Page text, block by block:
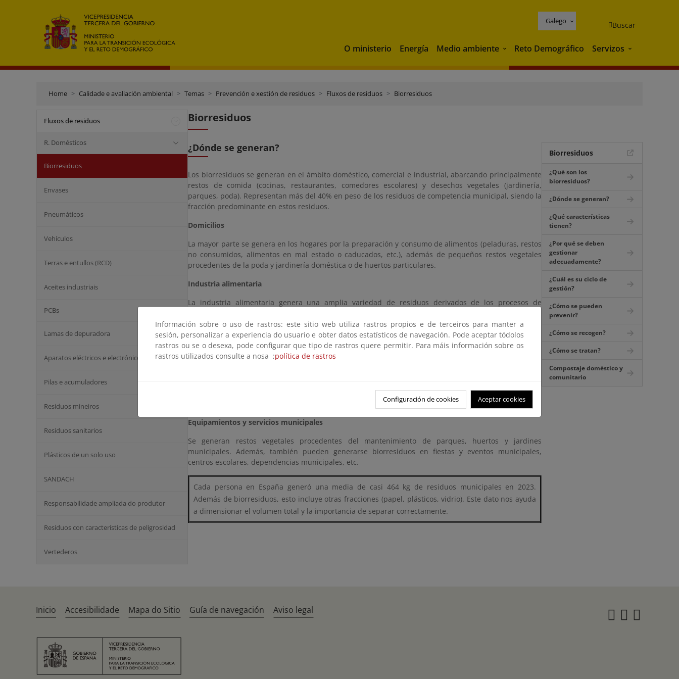
Galego Buscar
O ministerio Energía Medio ambiente Medio ambiente
Reto Demográfico Servizos Servizos
Home Calidade e avaliación ambiental Temas Prevención e xestión de residuos Fluxos de residuos Biorresiduos
Fluxos de residuos
R. Domésticos
Biorresiduos
Envases
Pneumáticos
Vehículos
Terras e entullos (RCD)
Aceites industriais
PCBs
Lamas de depuradora
Aparatos eléctricos e electrónicos
Pilas e acumuladores
Residuos mineiros
Residuos sanitarios
Plásticos de un solo uso
SANDACH
Responsabilidade ampliada do produtor
Residuos con características de peligrosidad
Vertederos
Biorresiduos
¿Dónde se generan?
Los biorresiduos se generan en el ámbito doméstico, comercial e industrial, abarcando principalmente
restos de comida (cocinas, restaurantes, comedores escolares) y desechos vegetales (jardinería,
parques, poda). Representan más del 40% en peso de los residuos de competencia municipal, siendo la
fracción predominante en estos residuos.
Domicilios
La mayor parte se genera en los hogares por la preparación y consumo de alimentos (peladuras, restos
no consumidos, alimentos en mal estado o caducados, etc.), además de pequeños restos vegetales
procedentes de la poda y jardinería doméstica o de huertos particulares.
Industria alimentaria
La industria alimentaria genera una amplia variedad de residuos derivados de los procesos de
biorresiduos generados en los hogares, como peladuras, hojas, tallos y partes no comercializables,
frutas y hortalizas descartadas, etc.
Comercios, restauración y hostelería
durante la preparación de comidas y por excedentes no consumidos o no vendidos y por alimentos en
Equipamientos y servicios municipales
Se generan restos vegetales procedentes del mantenimiento de parques, huertos y jardines
municipales. Además, también pueden generarse biorresiduos en fiestas y eventos municipales,
centros escolares, dependencias municipales, etc.
Cada persona en España generó una media de casi 464 kg de residuos municipales en 2023.
Además de biorresiduos, esto incluye otras fracciones (papel, plásticos, vidrio). Este dato nos ayuda
a dimensionar el volumen total y la importancia de separar correctamente.
Biorresiduos
¿Qué son los
biorresiduos?
¿Dónde se generan?
¿Qué características
tienen?
¿Por qué se deben
gestionar
adecuadamente?
¿Cuál es su ciclo de
gestión?
¿Cómo se pueden
prevenir?
¿Cómo se recogen?
¿Cómo se tratan?
Compostaje doméstico y
comunitario
Información sobre o uso de rastros: este sitio web utiliza rastros propios e de terceiros para manter a
sesión, personalizar a experiencia do usuario e obter datos estatísticos de navegación. Pode aceptar tódolos
rastros ou se o desexa, pode configurar que tipo de rastros quere permitir. Para máis información sobre os
rastros utilizados consulte a nosa ;política de rastros
Configuración de cookies Aceptar cookies
Inicio Accesibilidade Mapa do Sitio Guía de navegación Aviso legal Twitter